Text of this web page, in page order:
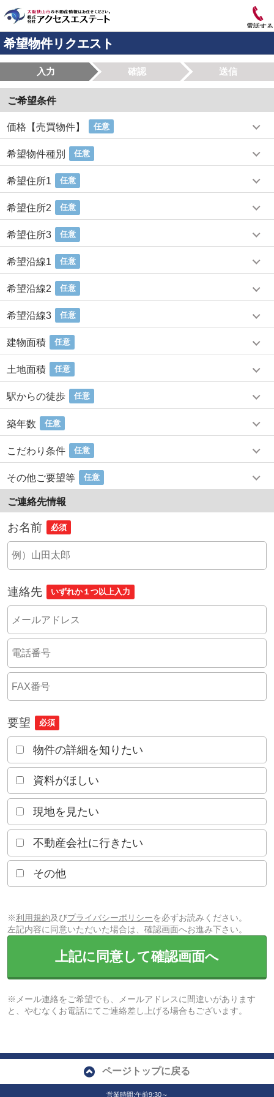
電話する
希望物件リクエスト
入力 確認 送信
ご希望条件
価格【売買物件】 任意
希望物件種別 任意
希望住所1 任意
希望住所2 任意
希望住所3 任意
希望沿線1 任意
希望沿線2 任意
希望沿線3 任意
建物面積 任意
土地面積 任意
駅からの徒歩 任意
築年数 任意
こだわり条件 任意
その他ご要望等 任意
ご連絡先情報
お名前 必須
連絡先 いずれか１つ以上入力
要望 必須
物件の詳細を知りたい
資料がほしい
現地を見たい
不動産会社に行きたい
その他
※利用規約及びプライバシーポリシーを必ずお読みください。
左記内容に同意いただいた場合は、確認画面へお進み下さい。
上記に同意して確認画面へ
※メール連絡をご希望でも、メールアドレスに間違いがあります
と、やむなくお電話にてご連絡差し上げる場合もございます。
ページトップに戻る
営業時間:午前9:30～